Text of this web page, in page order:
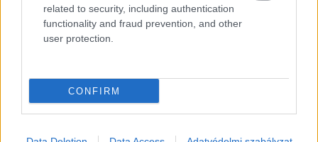
related to security, including authentication
functionality and fraud prevention, and other
user protection.
CONFIRM